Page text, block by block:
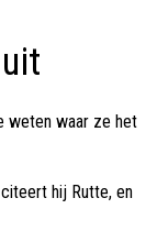
weten waar ze het
hij Rutte, en